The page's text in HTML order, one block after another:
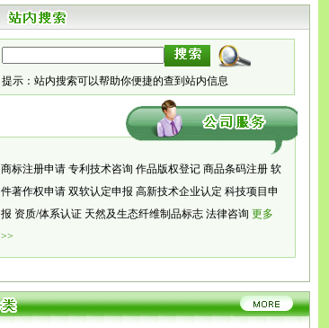
提示：站内搜索可以帮助你便捷的查到站内信息
商标注册申请 专利技术咨询 作品版权登记 商品条码注册 软
件著作权申请 双软认定申报 高新技术企业认定 科技项目申
报 资质/体系认证 天然及生态纤维制品标志 法律咨询 更多
>>